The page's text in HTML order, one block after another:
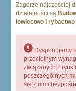
Zagórze najczęściej
działalności są
łowiectwo i
Dysponujemy
przeciętnym
związanych z
poszczególnych
się z nimi